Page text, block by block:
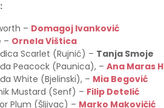
– Domagoj Ivanković
– Ornela Vištica
Scarlet (Rujnić) – Tanja Smoje
Peacock (Paunica), – Ana Maras
White (Bjelinski), – Mia Begović
Mustard (Senf) – Filip Detelić
Plum (Šljivac) – Marko Makovičić